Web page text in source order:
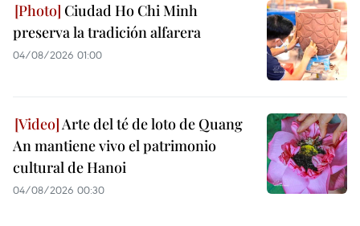
Ciudad Ho Chi Minh
preserva la tradición alfarera
04/08/2026 01:00
Arte del té de loto de Quang
An mantiene vivo el patrimonio
cultural de Hanoi
04/08/2026 00:30